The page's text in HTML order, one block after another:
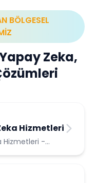
BÖLGESEL
Zeka,
Hizmetleri
Hizmetleri -